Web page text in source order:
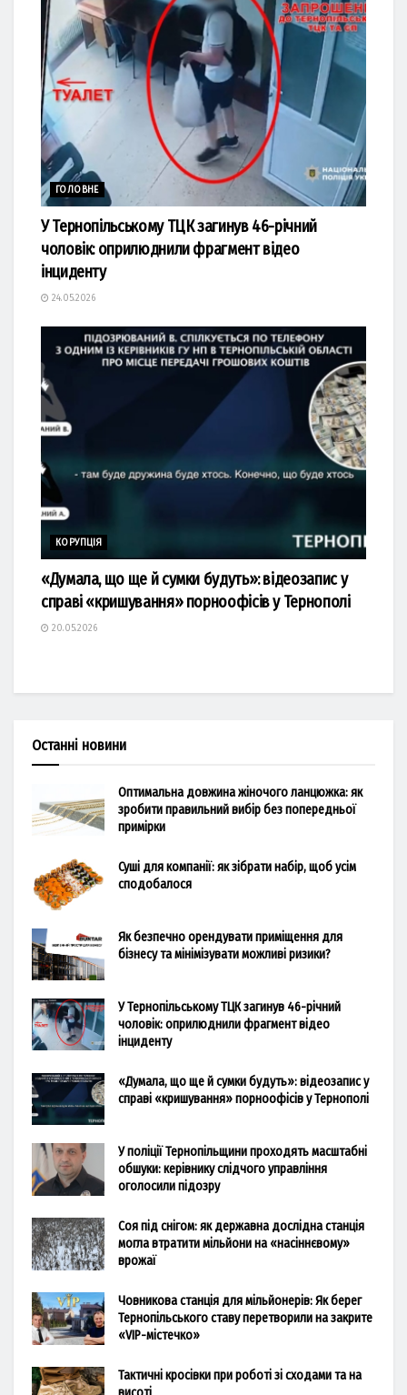
ГОЛОВНЕ
У Тернопільському ТЦК загинув 46-річний
чоловік: оприлюднили фрагмент відео
інциденту
24.05.2026
КОРУПЦІЯ
«Думала, що ще й сумки будуть»: відеозапис у
справі «кришування» порноофісів у Тернополі
20.05.2026
Останні новини
Оптимальна довжина жіночого ланцюжка: як
зробити правильний вибір без попередньої
примірки
Суші для компанії: як зібрати набір, щоб усім
сподобалося
Як безпечно орендувати приміщення для
бізнесу та мінімізувати можливі ризики?
У Тернопільському ТЦК загинув 46-річний
чоловік: оприлюднили фрагмент відео
інциденту
«Думала, що ще й сумки будуть»: відеозапис у
справі «кришування» порноофісів у Тернополі
У поліції Тернопільщини проходять масштабні
обшуки: керівнику слідчого управління
оголосили підозру
Соя під снігом: як державна дослідна станція
могла втратити мільйони на «насіннєвому»
врожаї
Човникова станція для мільйонерів: Як берег
Тернопільського ставу перетворили на закрите
«VIP-містечко»
Тактичні кросівки при роботі зі сходами та на